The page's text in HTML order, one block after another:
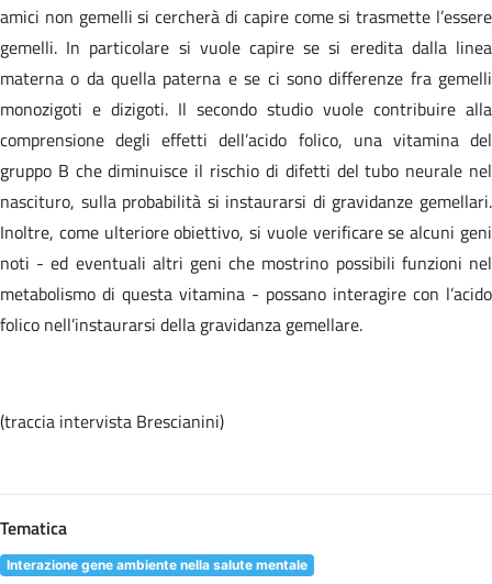
amici non gemelli si cercherà di capire come si trasmette l’essere
gemelli. In particolare si vuole capire se si eredita dalla linea
materna o da quella paterna e se ci sono differenze fra gemelli
monozigoti e dizigoti. Il secondo studio vuole contribuire alla
comprensione degli effetti dell’acido folico, una vitamina del
gruppo B che diminuisce il rischio di difetti del tubo neurale nel
nascituro, sulla probabilità si instaurarsi di gravidanze gemellari.
Inoltre, come ulteriore obiettivo, si vuole verificare se alcuni geni
noti - ed eventuali altri geni che mostrino possibili funzioni nel
metabolismo di questa vitamina - possano interagire con l’acido
folico nell’instaurarsi della gravidanza gemellare.
(traccia intervista Brescianini)
Tematica
Interazione gene ambiente nella salute mentale